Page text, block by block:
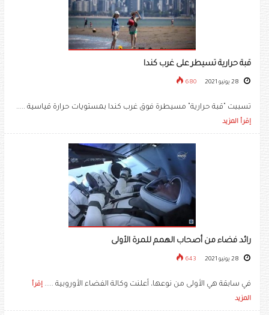
قبة حرارية تسيطر على غرب كندا
680
تسببت "قبة حرارية" مسيطرة فوق غرب كندا بمستويات حرارة قياسية .....
إقرأ المزيد
رائد فضاء من أصحاب الهمم للمرة الأولى
643
في سابقة هي الأولى من نوعها، أعلنت وكالة الفضاء الأوروبية ..... إقرأ
المزيد